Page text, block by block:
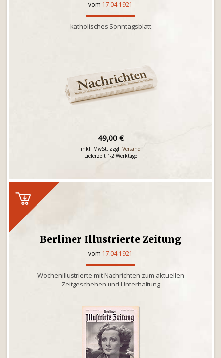
vom 17.04.1921
katholisches Sonntagsblatt
49,00 €
inkl. MwSt. zzgl. Versand
Lieferzeit 1-2 Werktage
Berliner Illustrierte Zeitung
vom 17.04.1921
Wochenillustrierte mit Nachrichten zum aktuellen
Zeitgeschehen und Unterhaltung